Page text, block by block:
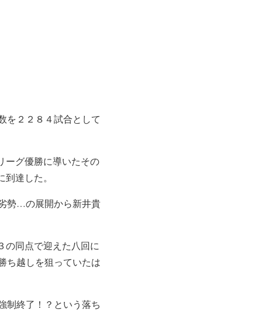
を２２８４試合として
ーグ優勝に導いたその
達した。
勢…の展開から新井貴
の同点で迎えた八回に
ち越しを狙っていたは
制終了！？という落ち